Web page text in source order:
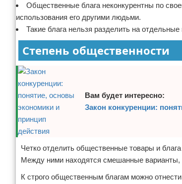
Общественные блага неконкурентны по
использования его другими людьми.
Такие блага нельзя разделить на
Степень общественности
Вам будет интересно:
Закон конкуренции:
Четко отделить общественные товары и
Между ними находятся смешанные варианты,
К строго общественным благам можно